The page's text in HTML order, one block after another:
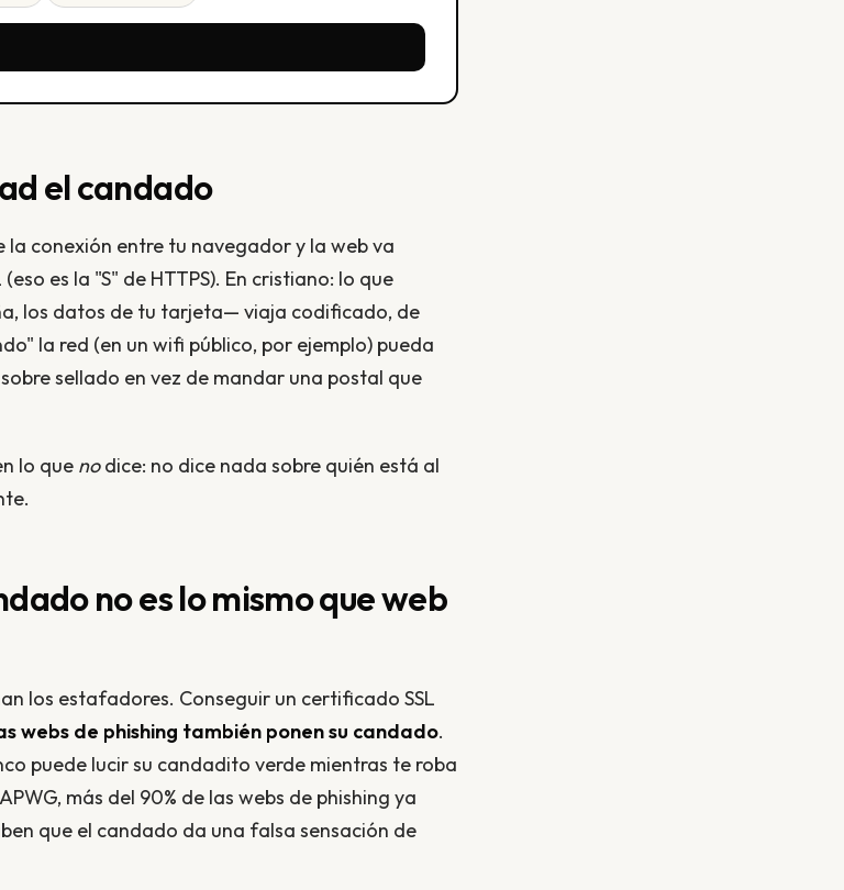
el candado
la conexión entre tu navegador y la web va
es la "S" de HTTPS). En cristiano: lo que
los datos de tu tarjeta— viaja codificado, de
la red (en un wifi público, por ejemplo) pueda
sellado en vez de mandar una postal que
lo que nodice: no dice nada sobre quién está al
no es lo mismo que web
los estafadores. Conseguir un certificado SSL
webs de phishing también ponen su candado.
puede lucir su candadito verde mientras te roba
más del 90% de las webs de phishing ya
que el candado da una falsa sensación de